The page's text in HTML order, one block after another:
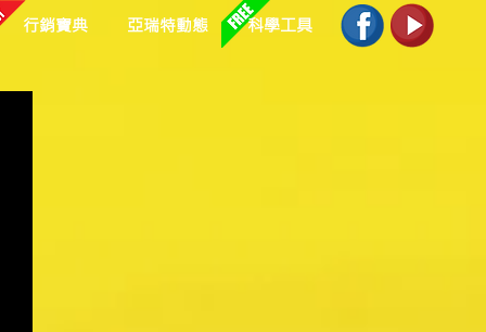
行銷寶典 亞瑞特動態 科學工具